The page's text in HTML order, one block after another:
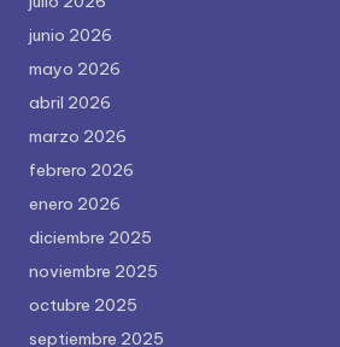
junio 2026
mayo 2026
abril 2026
marzo 2026
febrero 2026
enero 2026
diciembre 2025
noviembre 2025
octubre 2025
septiembre 2025